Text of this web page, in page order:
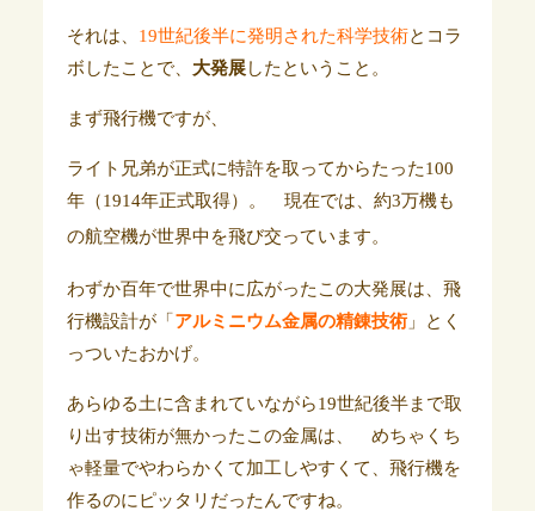
それは、 19世紀後半に発明された科学技術とコラ
ボしたことで、 大発展したということ。
まず飛行機ですが、
ライト兄弟が正式に特許を取ってからたった100
年（1914年正式取得）。 現在では、約3万機も
の航空機が世界中を飛び交っています。
わずか百年で世界中に広がったこの大発展は、飛
行機設計が「アルミニウム金属の精錬技術」とく
っついたおかげ。
あらゆる土に含まれていながら19世紀後半まで取
り出す技術が無かったこの金属は、 めちゃくち
ゃ軽量でやわらかくて加工しやすくて、飛行機を
作るのにピッタリだったんですね。